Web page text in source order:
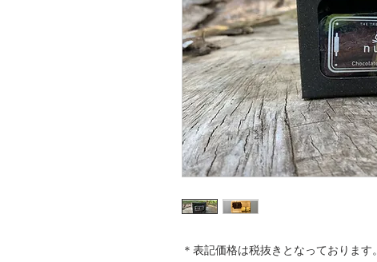
＊表記価格は税抜きとなっております。